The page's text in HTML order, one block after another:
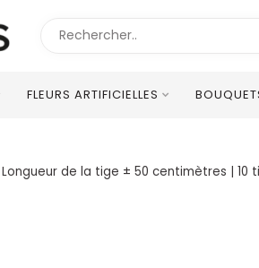
FLEURS ARTIFICIELLES
de la tige ± 50 centimètres | 10